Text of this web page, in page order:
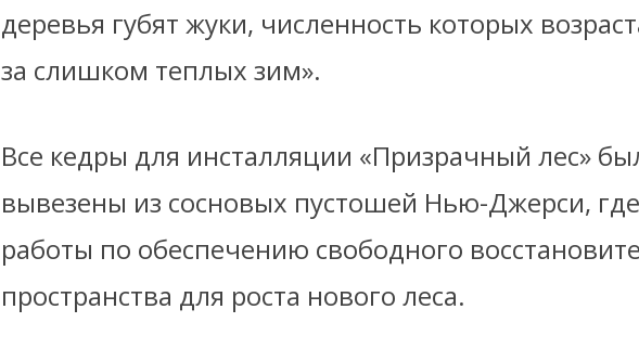
деревья губят жуки, численность которых
за слишком теплых зим».
Все кедры для инсталляции «Призрачный лес»
вывезены из сосновых пустошей Нью-Джерси, где
работы по обеспечению свободного
пространства для роста нового леса.